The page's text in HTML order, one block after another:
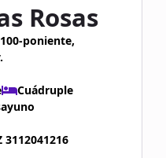
Rosas
poniente,
Cuádruple
3112041216